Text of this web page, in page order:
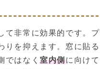
て非常に効果的です。プ
りを抑えます。窓に貼る
ではなく室内側に向けて